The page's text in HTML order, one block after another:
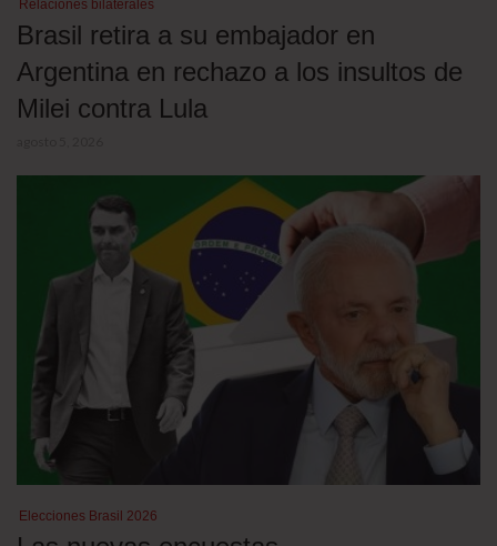
Relaciones bilaterales
Brasil retira a su embajador en
Argentina en rechazo a los insultos de
Milei contra Lula
Elecciones Brasil 2026